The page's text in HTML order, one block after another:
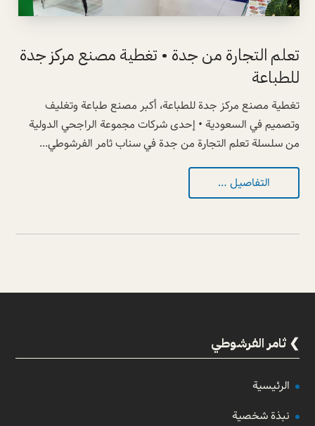
تعلم التجارة من جدة • تغطية مصنع مركز جدة
للطباعة
تغطية مصنع مركز جدة للطباعة، أكبر مصنع طباعة وتغليف
وتصميم في السعودية • إحدى شركات مجموعة الراجحي الدولية
من سلسلة تعلم التجارة من جدة في سناب ثامر الفرشوطي...
التفاصيل …
ثامر الفرشوطي
الرئيسية
نبذة شخصية